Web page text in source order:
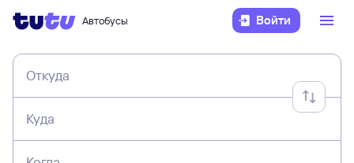
Автобусы Войти
Откуда
Куда